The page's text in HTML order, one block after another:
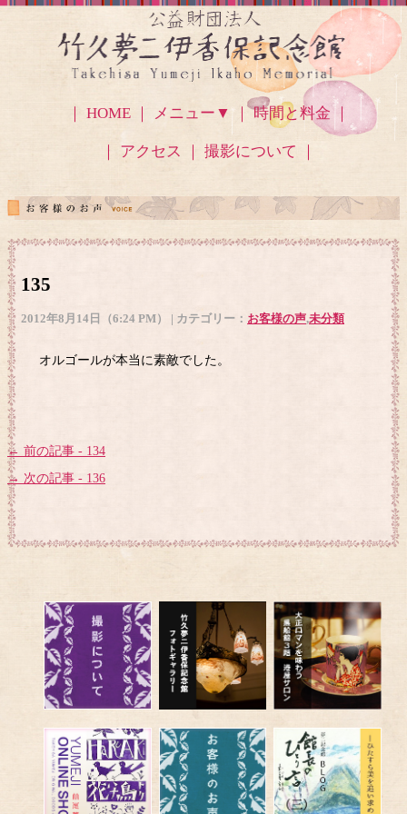
｜ HOME ｜ メニュー▼ ｜ 時間と料金 ｜
｜ アクセス ｜ 撮影について ｜
135
2012年8月14日（6:24 PM） | カテゴリー： お客様の声,未分類
オルゴールが本当に素敵でした。
← 前の記事 - 134
→ 次の記事 - 136